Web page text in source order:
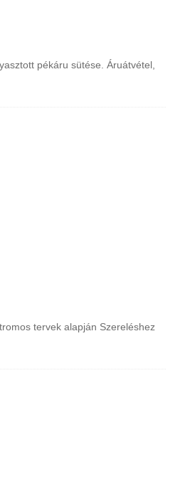
pékáru sütése. Áruátvétel,
tervek alapján Szereléshez